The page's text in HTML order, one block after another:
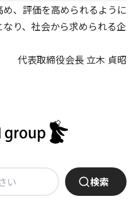
、評価を高められるように
り、社会から求められる企
代表取締役会長 立木 貞昭
検索